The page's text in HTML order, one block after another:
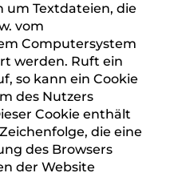
der Daten
der
erforderlich. Es
Nutzers keine
von